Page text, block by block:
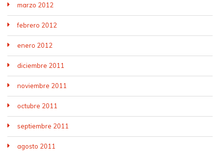
marzo 2012
febrero 2012
enero 2012
diciembre 2011
noviembre 2011
octubre 2011
septiembre 2011
agosto 2011